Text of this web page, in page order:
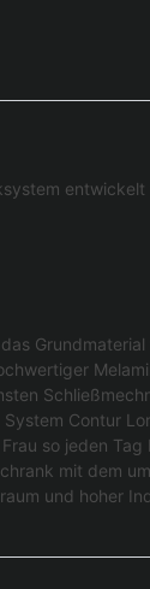
Contur
so jeden
mit dem
und hoher